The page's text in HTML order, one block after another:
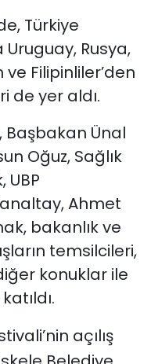
Türkiye
Uruguay, Rusya,
ve Filipinliler’den
de yer aldı.
Başbakan Ünal
Oğuz, Sağlık
UBP
Ahmet
bakanlık ve
temsilcileri,
konuklar ile
açılış